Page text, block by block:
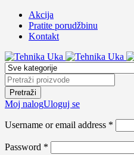
Akcija
Pratite porudžbinu
Kontakt
Moj nalogUloguj se
Username or email address *
Password *